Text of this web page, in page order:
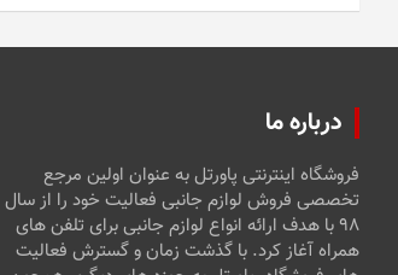
درباره ما
فروشگاه اینترنتی پاورتل به عنوان اولین مرجع
تخصصی فروش لوازم جانبی فعالیت خود را از سال
۹۸ با هدف ارائه انواع لوازم جانبی برای تلفن های
همراه آغاز کرد. با گذشت زمان و گسترش فعالیت